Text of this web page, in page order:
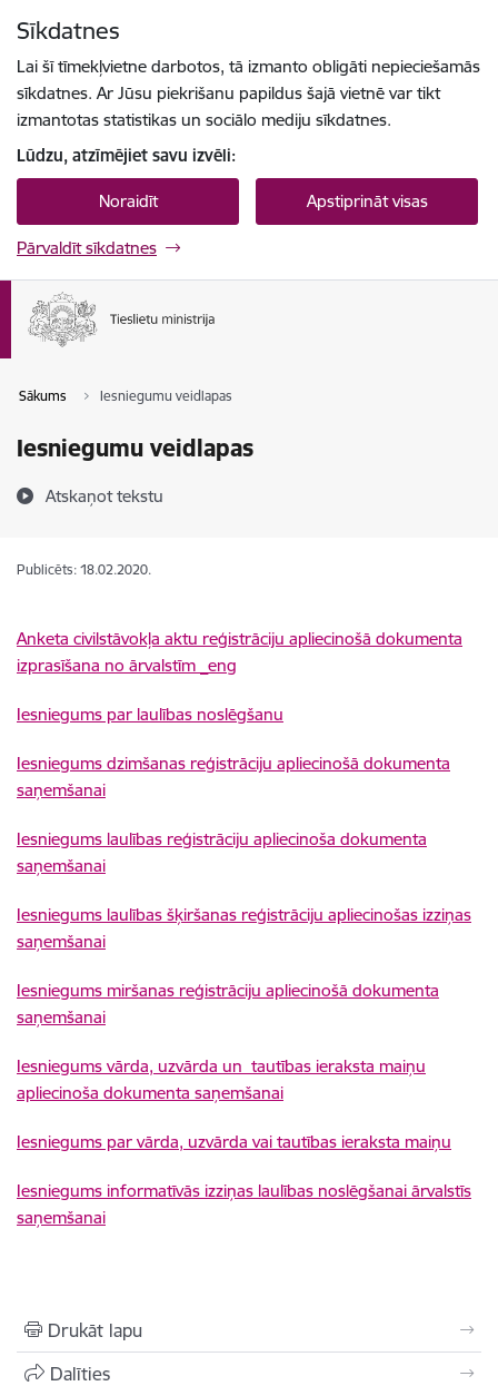
Sīkdatnes
Lai šī tīmekļvietne darbotos, tā izmanto obligāti nepieciešamās
sīkdatnes. Ar Jūsu piekrišanu papildus šajā vietnē var tikt
izmantotas statistikas un sociālo mediju sīkdatnes.
Lūdzu, atzīmējiet savu izvēli:
Noraidīt Apstiprināt visas
Pārvaldīt sīkdatnes
Sākums Iesniegumu veidlapas
Iesniegumu veidlapas
Atskaņot tekstu
Publicēts: 18.02.2020.
Anketa civilstāvokļa aktu reģistrāciju apliecinošā dokumenta
izprasīšana no ārvalstīm _eng
Iesniegums par laulības noslēgšanu
Iesniegums dzimšanas reģistrāciju apliecinošā dokumenta
saņemšanai
Iesniegums laulības reģistrāciju apliecinoša dokumenta
saņemšanai
Iesniegums laulības šķiršanas reģistrāciju apliecinošas izziņas
saņemšanai
Iesniegums miršanas reģistrāciju apliecinošā dokumenta
saņemšanai
Iesniegums vārda, uzvārda un tautības ieraksta maiņu
apliecinoša dokumenta saņemšanai
Iesniegums par vārda, uzvārda vai tautības ieraksta maiņu
Iesniegums informatīvās izziņas laulības noslēgšanai ārvalstīs
saņemšanai
Drukāt lapu
Dalīties